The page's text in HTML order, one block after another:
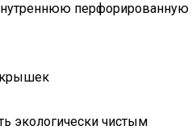
перфорированную
экологически чистым